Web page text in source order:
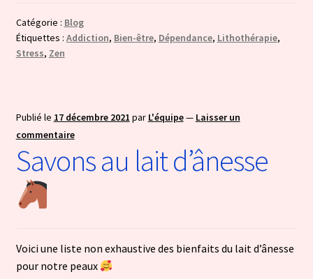
Catégorie : Blog
Étiquettes : Addiction, Bien-être, Dépendance, Lithothérapie,
Stress, Zen
Publié le 17 décembre 2021 par L'équipe— Laisser un
commentaire
Savons au lait d’ânesse
Voici une liste non exhaustive des bienfaits du lait d’ânesse
pour notre peaux